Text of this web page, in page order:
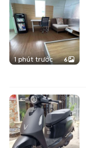
1 phút trước 6